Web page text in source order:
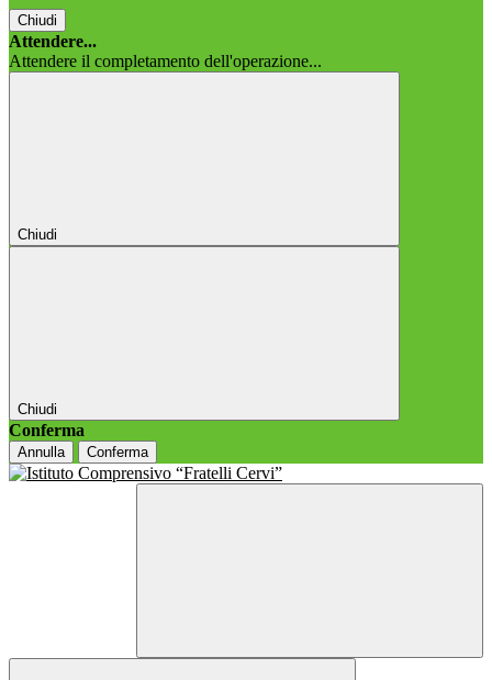
Chiudi
Attendere...
Attendere il completamento dell'operazione...
Chiudi
Chiudi
Conferma
Annulla Conferma